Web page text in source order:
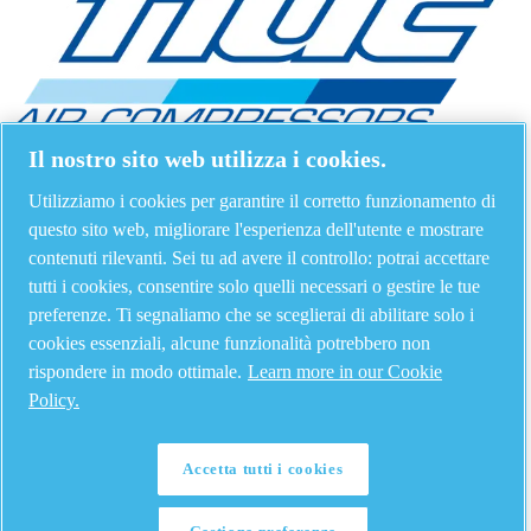
Il nostro sito web utilizza i cookies.
Utilizziamo i cookies per garantire il corretto funzionamento di
questo sito web, migliorare l'esperienza dell'utente e mostrare
contenuti rilevanti. Sei tu ad avere il controllo: potrai accettare
tutti i cookies, consentire solo quelli necessari o gestire le tue
preferenze. Ti segnaliamo che se sceglierai di abilitare solo i
cookies essenziali, alcune funzionalità potrebbero non
rispondere in modo ottimale. Learn more in our Cookie
Policy.
Accetta tutti i cookies